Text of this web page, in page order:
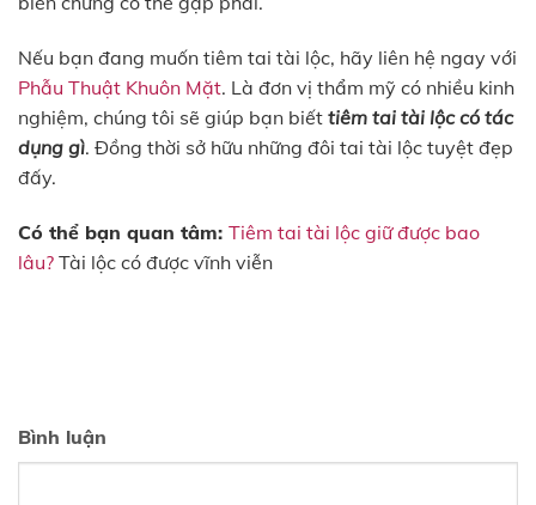
Nếu bạn đang muốn tiêm tai tài lộc, hãy liên hệ ngay với
Phẫu Thuật Khuôn Mặt. Là đơn vị thẩm mỹ có nhiều kinh
nghiệm, chúng tôi sẽ giúp bạn biết tiêm tai tài lộc có tác
dụng gì. Đồng thời sở hữu những đôi tai tài lộc tuyệt đẹp
đấy.
Có thể bạn quan tâm: Tiêm tai tài lộc giữ được bao
lâu? Tài lộc có được vĩnh viễn
Bình luận